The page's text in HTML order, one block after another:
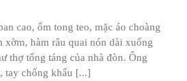
cao, ốm tong teo, mặc áo choàng
xờm, hàm râu quai nón dài xuống
thợ tống táng của nhà đòn. Ông
tay chống khẩu [...]